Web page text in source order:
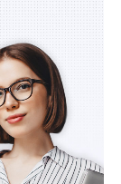
не
від сплати